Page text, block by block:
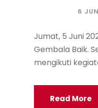
6
Jumat, 5 Juni
Gembala Baik.
mengikuti
Read More